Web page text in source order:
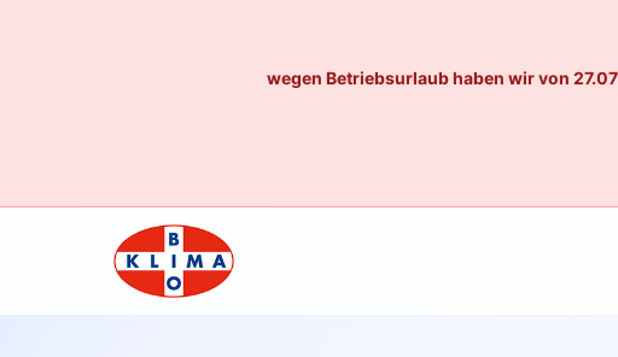
wegen Betriebsurlaub haben wir von